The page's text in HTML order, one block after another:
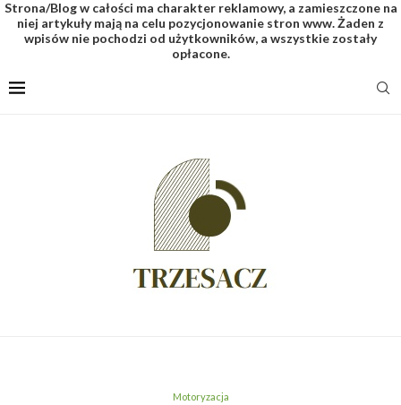
Strona/Blog w całości ma charakter reklamowy, a zamieszczone na
niej artykuły mają na celu pozycjonowanie stron www. Żaden z
wpisów nie pochodzi od użytkowników, a wszystkie zostały
opłacone.
Motoryzacja